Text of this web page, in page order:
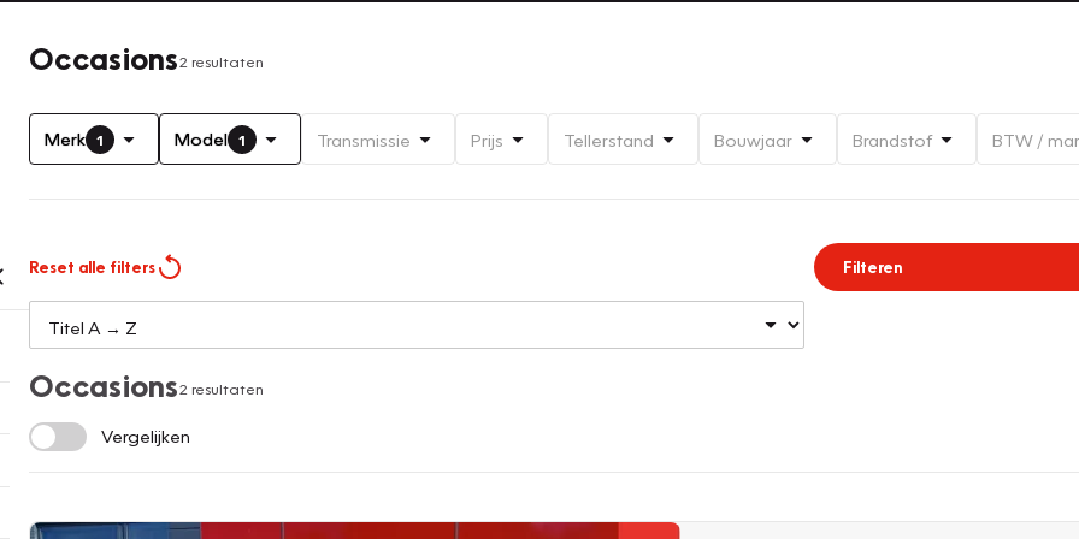
Occasions2 resultaten
Merk 1 Model 1 Transmissie Prijs Tellerstand Bouwjaar Brandstof BTW /
Reset alle filters Filteren
Occasions2 resultaten
Vergelijken